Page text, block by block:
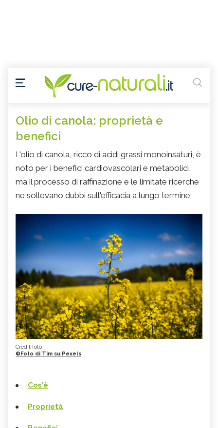
Olio di canola: proprietà e
benefici
L'olio di canola, ricco di acidi grassi monoinsaturi, è
noto per i benefici cardiovascolari e metabolici,
ma il processo di raffinazione e le limitate ricerche
ne sollevano dubbi sull'efficacia a lungo termine.
Credit foto
©Foto di Tim su Pexels
Cos'è
Proprietà